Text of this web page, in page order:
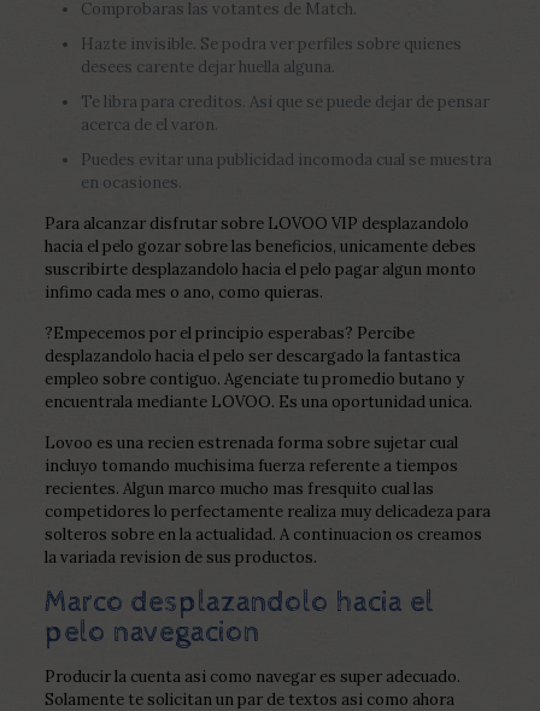
Comprobaras las votantes de Match.
Hazte invisible. Se podra ver perfiles sobre quienes
desees carente dejar huella alguna.
Te libra para creditos. Asi que se puede dejar de pensar
acerca de el varon.
Puedes evitar una publicidad incomoda cual se muestra
en ocasiones.
Para alcanzar disfrutar sobre LOVOO VIP desplazandolo
hacia el pelo gozar sobre las beneficios, unicamente debes
suscribirte desplazandolo hacia el pelo pagar algun monto
infimo cada mes o ano, como quieras.
?Empecemos por el principio esperabas? Percibe
desplazandolo hacia el pelo ser descargado la fantastica
empleo sobre contiguo. Agenciate tu promedio butano y
encuentrala mediante LOVOO. Es una oportunidad unica.
Lovoo es una recien estrenada forma sobre sujetar cual
incluyo tomando muchisima fuerza referente a tiempos
recientes. Algun marco mucho mas fresquito cual las
competidores lo perfectamente realiza muy delicadeza para
solteros sobre en la actualidad. A continuacion os creamos
la variada revision de sus productos.
Marco desplazandolo hacia el
pelo navegacion
Producir la cuenta asi­ como navegar es super adecuado.
Solamente te solicitan un par de textos asi­ como ahora